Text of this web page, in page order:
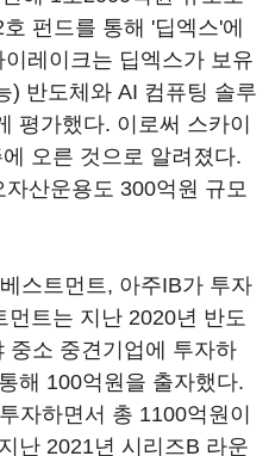
펀드를 통해 '딥엑스'에
레이크는 딥엑스가 보유
) 반도체와 AI 컴퓨팅 솔루
평가했다. 이로써 스카이
오른 것으로 알려졌다.
산운용도 300억원 규모
스트먼트, 아주IB가 투자
먼트는 지난 2020년 반도
중소 중견기업에 투자하
해 100억원을 출자했다.
자하면서 총 1100억원이
난 2021년 시리즈B 라운